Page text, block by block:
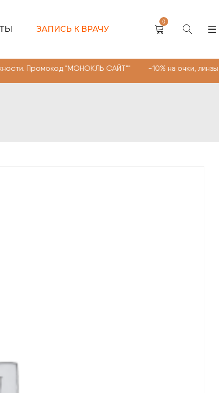
ЗАПИСЬ К ВРАЧУ
0
САЙТ"" -10% на очки, линзы